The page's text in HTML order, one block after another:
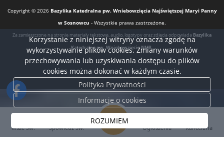
Msze Św. Spowiedź Św. Ogłoszenia Kancelaria
Copyright © 2026 Bazylika Katedralna pw. Wniebowzięcia Najświętszej Maryi Panny
w Sosnowcu - Wszystkie prawa zastrzeżone.
Za zamieszczone na stronie materiały tekstowe, audio, logotypy oraz zdjęcia odpowiada Bazylika
Katedralna pw. Wniebowzięcia NMP.
Korzystanie z niniejszej witryny oznacza zgodę na
wykorzystywanie plików cookies. Zmiany warunków
przechowywania lub uzyskiwania dostępu do plików
cookies można dokonać w każdym czasie.
Polityka Prywatności
Informacje o cookies
ROZUMIEM